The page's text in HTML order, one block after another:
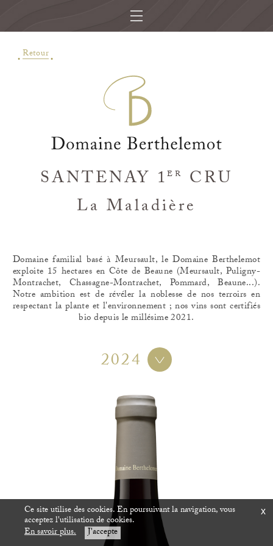
Retour
SANTENAY 1ER
CRU
La Maladière
Domaine familial basé à Meursault, le Domaine Berthelemot
exploite 15 hectares en Côte de Beaune (Meursault, Puligny-
Montrachet, Chassagne-Montrachet, Pommard, Beaune...).
Notre ambition est de révéler la noblesse de nos terroirs en
respectant la plante et l'environnement ; nos vins sont certifiés
bio depuis le millésime 2021.
2024
Ce site utilise des cookies. En poursuivant la navigation, vous
acceptez l'utilisation de cookies.
En savoir plus. J'accepte
x